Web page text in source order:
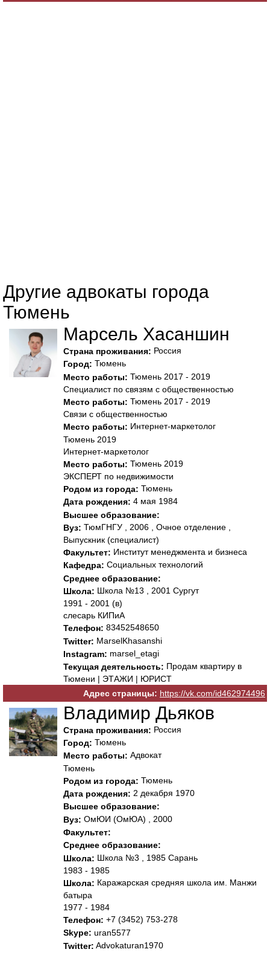
Другие адвокаты города
Тюмень
Марсель Хасаншин
Страна проживания: Россия
Город: Тюмень
Место работы: Тюмень 2017 - 2019
Специалист по связям с общественностью
Место работы: Тюмень 2017 - 2019
Связи с общественностью
Место работы: Интернет-маркетолог
Тюмень 2019
Интернет-маркетолог
Место работы: Тюмень 2019
ЭКСПЕРТ по недвижимости
Родом из города: Тюмень
Дата рождения: 4 мая 1984
Высшее образование:
Вуз: ТюмГНГУ , 2006 , Очное отделение ,
Выпускник (специалист)
Факультет: Институт менеджмента и бизнеса
Кафедра: Социальных технологий
Среднее образование:
Школа: Школа №13 , 2001 Сургут
1991 - 2001 (в)
слесарь КИПиА
Телефон: 83452548650
Twitter: MarselKhasanshi
Instagram: marsel_etagi
Текущая деятельность: Продам квартиру в
Тюмени | ЭТАЖИ | ЮРИСТ
Адрес страницы: https://vk.com/id462974496
Владимир Дьяков
Страна проживания: Россия
Город: Тюмень
Место работы: Адвокат
Тюмень
Родом из города: Тюмень
Дата рождения: 2 декабря 1970
Высшее образование:
Вуз: ОмЮИ (ОмЮА) , 2000
Факультет:
Среднее образование:
Школа: Школа №3 , 1985 Сарань
1983 - 1985
Школа: Каражарская средняя школа им. Манжи
батыра
1977 - 1984
Телефон: +7 (3452) 753-278
Skype: uran5577
Twitter: Advokaturan1970